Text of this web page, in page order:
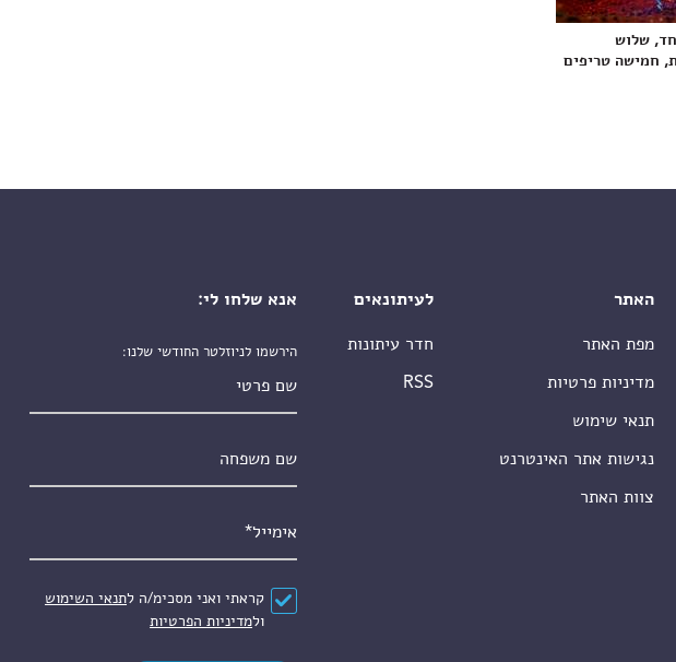
שלוש
חמישה טריפים
האתר
מפת האתר
מדיניות פרטיות
תנאי שימוש
נגישות אתר האינטרנט
צוות האתר
לעיתונאים
חדר עיתונות
RSS
אנא שלחו לי:
הירשמו לניוזלטר החודשי שלנו:
הסכם*
קראתי ואני מסכימ/ה לתנאי השימוש
ולמדיניות הפרטיות